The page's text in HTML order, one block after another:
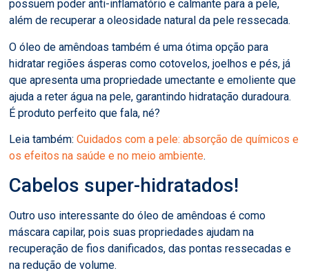
possuem poder anti-inflamatório e calmante para a pele,
além de recuperar a oleosidade natural da pele ressecada.
O óleo de amêndoas também é uma ótima opção para
hidratar regiões ásperas como cotovelos, joelhos e pés, já
que apresenta uma propriedade umectante e emoliente que
ajuda a reter água na pele, garantindo hidratação duradoura.
É produto perfeito que fala, né?
Leia também:Cuidados com a pele: absorção de químicos e
os efeitos na saúde e no meio ambiente.
Cabelos super-hidratados!
Outro uso interessante do óleo de amêndoas é como
máscara capilar, pois suas propriedades ajudam na
recuperação de fios danificados, das pontas ressecadas e
na redução de volume.